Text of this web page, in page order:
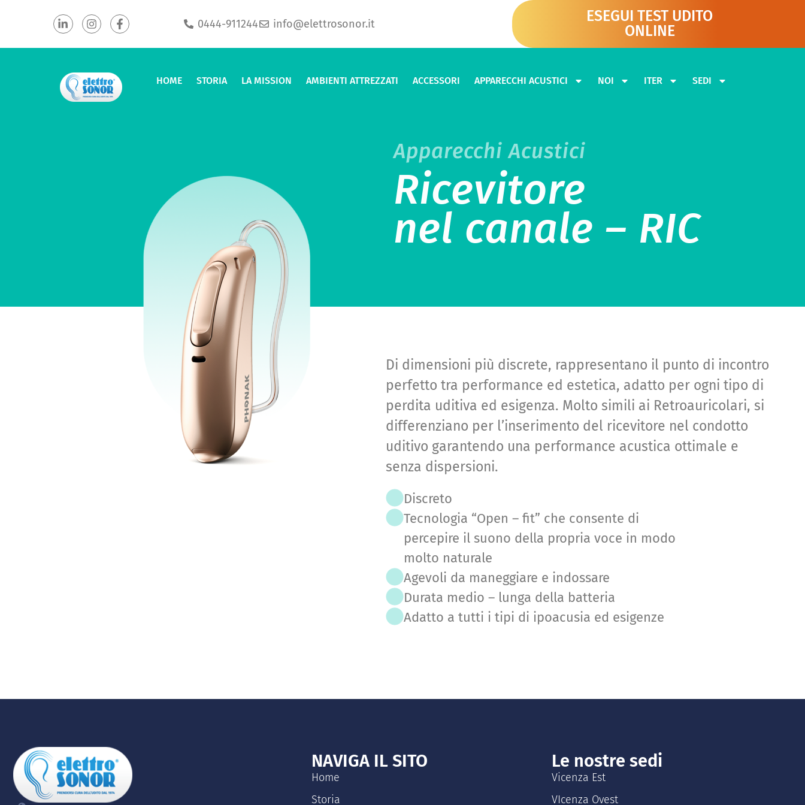
0444-911244 info@elettrosonor.it
ESEGUI TEST UDITO
ONLINE
HOME STORIA LA MISSION AMBIENTI ATTREZZATI ACCESSORI APPARECCHI ACUSTICI NOI ITER SEDI
Apparecchi Acustici
Ricevitore
nel canale – RIC
Di dimensioni più discrete, rappresentano il punto di incontro
perfetto tra performance ed estetica, adatto per ogni tipo di
perdita uditiva ed esigenza. Molto simili ai Retroauricolari, si
differenziano per l’inserimento del ricevitore nel condotto
uditivo garantendo una performance acustica ottimale e
senza dispersioni.
Discreto
Tecnologia “Open – fit” che consente di
percepire il suono della propria voce in modo
molto naturale
Agevoli da maneggiare e indossare
Durata medio – lunga della batteria
Adatto a tutti i tipi di ipoacusia ed esigenze
NAVIGA IL SITO
Home
Storia
Le nostre sedi
Vicenza Est
VIcenza Ovest